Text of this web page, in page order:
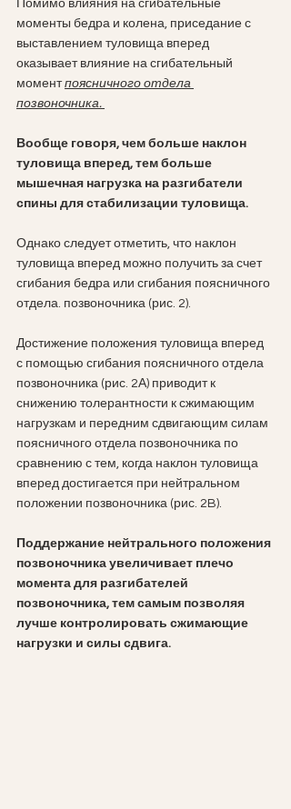
Помимо влияния на сгибательные
моменты бедра и колена, приседание с
выставлением туловища вперед
оказывает влияние на сгибательный
момент поясничного отдела
позвоночника.
Вообще говоря, чем больше наклон
туловища вперед, тем больше
мышечная нагрузка на разгибатели
спины для стабилизации туловища.
Однако следует отметить, что наклон
туловища вперед можно получить за счет
сгибания бедра или сгибания поясничного
отдела. позвоночника (рис. 2).
Достижение положения туловища вперед
с помощью сгибания поясничного отдела
позвоночника (рис. 2А) приводит к
снижению толерантности к сжимающим
нагрузкам и передним сдвигающим силам
поясничного отдела позвоночника по
сравнению с тем, когда наклон туловища
вперед достигается при нейтральном
положении позвоночника (рис. 2B).
Поддержание нейтрального положения
позвоночника увеличивает плечо
момента для разгибателей
позвоночника, тем самым позволяя
лучше контролировать сжимающие
нагрузки и силы сдвига.